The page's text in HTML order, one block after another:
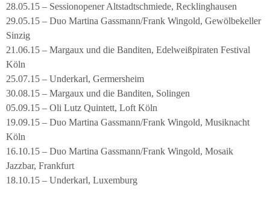
28.05.15 – Sessionopener Altstadtschmiede, Recklinghausen
29.05.15 – Duo Martina Gassmann/Frank Wingold, Gewölbekeller
Sinzig
21.06.15 – Margaux und die Banditen, Edelweißpiraten Festival
Köln
25.07.15 – Underkarl, Germersheim
30.08.15 – Margaux und die Banditen, Solingen
05.09.15 – Oli Lutz Quintett, Loft Köln
19.09.15 – Duo Martina Gassmann/Frank Wingold, Musiknacht
Köln
16.10.15 – Duo Martina Gassmann/Frank Wingold, Mosaik
Jazzbar, Frankfurt
18.10.15 – Underkarl, Luxemburg